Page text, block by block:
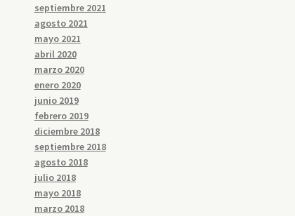
septiembre 2021
agosto 2021
mayo 2021
abril 2020
marzo 2020
enero 2020
junio 2019
febrero 2019
diciembre 2018
septiembre 2018
agosto 2018
julio 2018
mayo 2018
marzo 2018